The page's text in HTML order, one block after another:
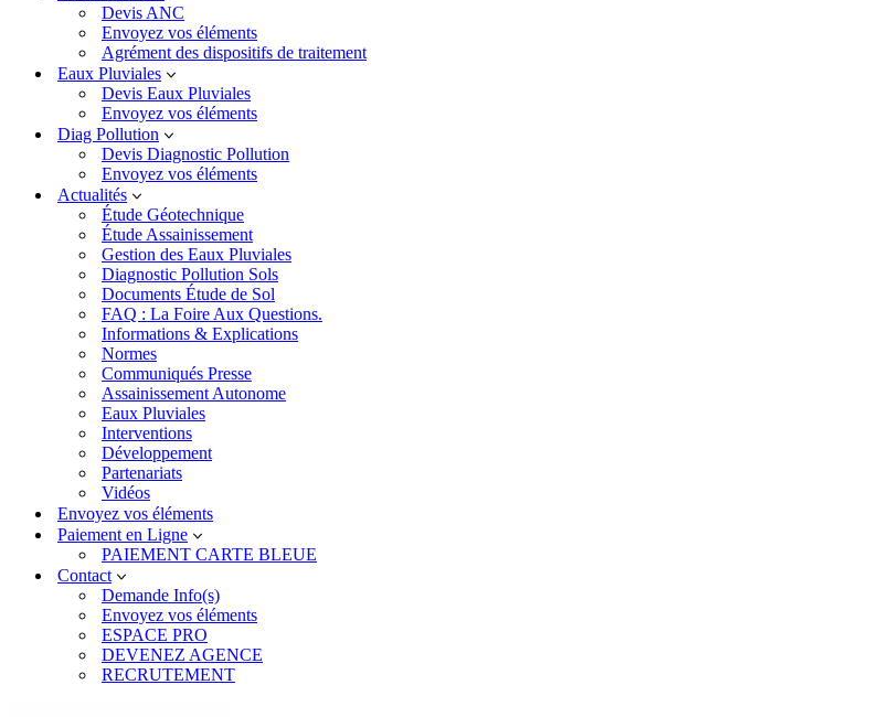
Devis ANC
Envoyez vos éléments
Agrément des dispositifs de traitement
Eaux Pluviales
Devis Eaux Pluviales
Envoyez vos éléments
Diag Pollution
Devis Diagnostic Pollution
Envoyez vos éléments
Actualités
Étude Géotechnique
Étude Assainissement
Gestion des Eaux Pluviales
Diagnostic Pollution Sols
Documents Étude de Sol
FAQ : La Foire Aux Questions.
Informations & Explications
Normes
Communiqués Presse
Assainissement Autonome
Eaux Pluviales
Interventions
Développement
Partenariats
Vidéos
Envoyez vos éléments
Paiement en Ligne
PAIEMENT CARTE BLEUE
Contact
Demande Info(s)
Envoyez vos éléments
ESPACE PRO
DEVENEZ AGENCE
RECRUTEMENT